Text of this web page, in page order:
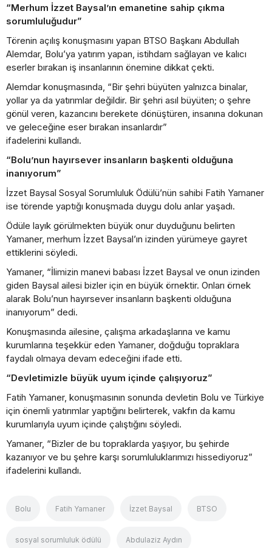
“Merhum İzzet Baysal’ın emanetine sahip çıkma
sorumluluğudur”
Törenin açılış konuşmasını yapan BTSO Başkanı Abdullah
Alemdar, Bolu’ya yatırım yapan, istihdam sağlayan ve kalıcı
eserler bırakan iş insanlarının önemine dikkat çekti.
Alemdar konuşmasında, “Bir şehri büyüten yalnızca binalar,
yollar ya da yatırımlar değildir. Bir şehri asıl büyüten; o şehre
gönül veren, kazancını berekete dönüştüren, insanına dokunan
ve geleceğine eser bırakan insanlardır”
ifadelerini kullandı.
“Bolu’nun hayırsever insanların başkenti olduğuna
inanıyorum”
İzzet Baysal Sosyal Sorumluluk Ödülü’nün sahibi Fatih Yamaner
ise törende yaptığı konuşmada duygu dolu anlar yaşadı.
Ödüle layık görülmekten büyük onur duyduğunu belirten
Yamaner, merhum İzzet Baysal’ın izinden yürümeye gayret
ettiklerini söyledi.
Yamaner, “İlimizin manevi babası İzzet Baysal ve onun izinden
giden Baysal ailesi bizler için en büyük örnektir. Onları örnek
alarak Bolu’nun hayırsever insanların başkenti olduğuna
inanıyorum” dedi.
Konuşmasında ailesine, çalışma arkadaşlarına ve kamu
kurumlarına teşekkür eden Yamaner, doğduğu topraklara
faydalı olmaya devam edeceğini ifade etti.
“Devletimizle büyük uyum içinde çalışıyoruz”
Fatih Yamaner, konuşmasının sonunda devletin Bolu ve Türkiye
için önemli yatırımlar yaptığını belirterek, vakfın da kamu
kurumlarıyla uyum içinde çalıştığını söyledi.
Yamaner, “Bizler de bu topraklarda yaşıyor, bu şehirde
kazanıyor ve bu şehre karşı sorumluluklarımızı hissediyoruz”
ifadelerini kullandı.
Bolu Fatih Yamaner İzzet Baysal BTSO
sosyal sorumluluk ödülü Abdulaziz Aydın